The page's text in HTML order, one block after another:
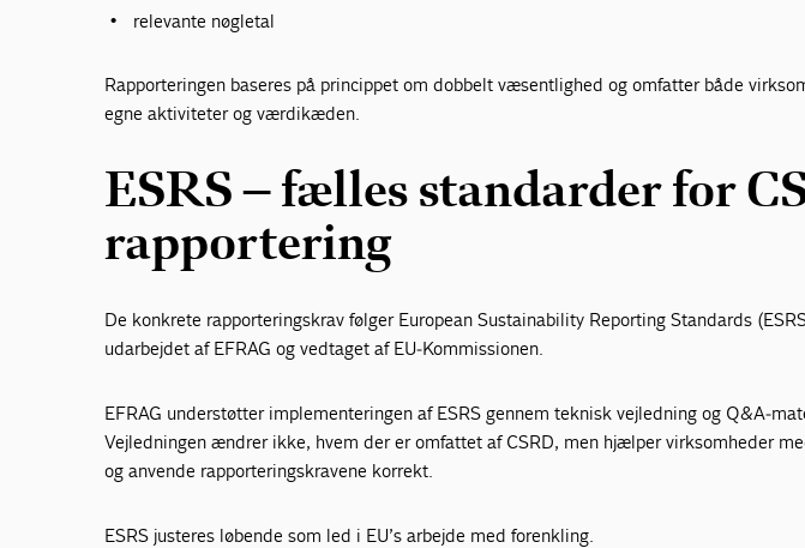
relevante nøgletal
Rapporteringen baseres på princippet om dobbelt væsentlighed og omfatter både
egne aktiviteter og værdikæden.
ESRS – fælles standarder for
rapportering
De konkrete rapporteringskrav følger European Sustainability Reporting Standards
udarbejdet af EFRAG og vedtaget af EU‑Kommissionen.
EFRAG understøtter implementeringen af ESRS gennem teknisk vejledning og
Vejledningen ændrer ikke, hvem der er omfattet af CSRD, men hjælper virksomheder
og anvende rapporteringskravene korrekt.
ESRS justeres løbende som led i EU’s arbejde med forenkling.